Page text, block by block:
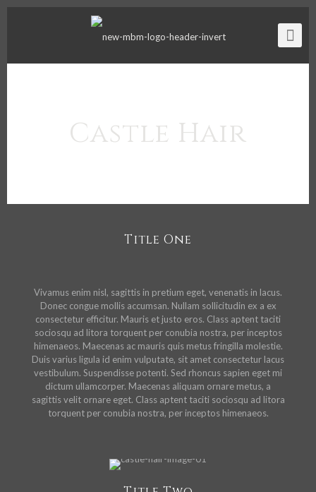
Castle Hair
Title One
Vivamus enim nisl, sagittis in pretium eget, venenatis in lacus.
Donec congue mollis accumsan. Nullam sollicitudin ex a ex
consectetur efficitur. Mauris et justo eros. Class aptent taciti
sociosqu ad litora torquent per conubia nostra, per inceptos
himenaeos. Maecenas ac mauris quis metus fringilla molestie.
Duis varius ligula id enim vulputate, sit amet consectetur lacus
vestibulum. Suspendisse potenti. Sed rhoncus sapien eget mi
dictum ullamcorper. Maecenas aliquam ornare metus, a
sagittis velit ornare eget. Class aptent taciti sociosqu ad litora
torquent per conubia nostra, per inceptos himenaeos.